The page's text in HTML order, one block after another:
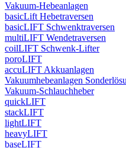
Vakuum-Hebeanlagen
basicLift Hebetraversen
basicLIFT Schwenktraversen
multiLIFT Wendetraversen
coilLIFT Schwenk-Lifter
poroLIFT
accuLIFT Akkuanlagen
Vakuumhebeanlagen
Vakuum-Schlauchheber
quickLIFT
stackLIFT
lightLIFT
heavyLIFT
baseLIFT